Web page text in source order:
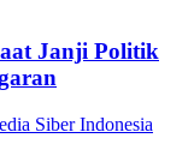
Janji Politik